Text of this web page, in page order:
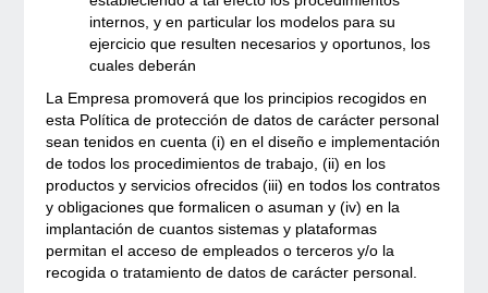
internos, y en particular los modelos para su
ejercicio que resulten necesarios y oportunos, los
cuales deberán
La Empresa promoverá que los principios recogidos en
esta Política de protección de datos de carácter personal
sean tenidos en cuenta (i) en el diseño e implementación
de todos los procedimientos de trabajo, (ii) en los
productos y servicios ofrecidos (iii) en todos los contratos
y obligaciones que formalicen o asuman y (iv) en la
implantación de cuantos sistemas y plataformas
permitan el acceso de empleados o terceros y/o la
recogida o tratamiento de datos de carácter personal.